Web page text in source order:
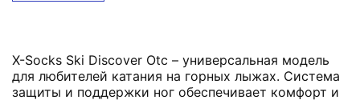
X-Socks Ski Discover Otc – универсальная модель
для любителей катания на горных лыжах. Система
защиты и поддержки ног обеспечивает комфорт и